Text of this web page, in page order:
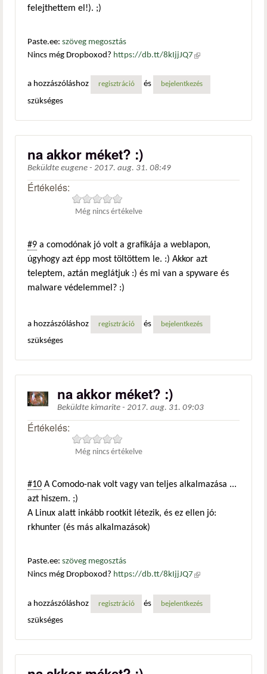
felejthettem el!). ;)
Paste.ee: szöveg megosztás
Nincs még Dropboxod? https://db.tt/8kIjjJQ7 (külső
a hozzászóláshoz
regisztráció és bejelentkezés
szükséges
na akkor méket? :)
Beküldte eugene - 2017. aug. 31. 08:49
Értékelés:
Még nincs értékelve
#9 a comodónak jó volt a grafikája a weblapon,
úgyhogy azt épp most töltöttem le. :) Akkor azt
teleptem, aztán meglátjuk :) és mi van a spyware és
malware védelemmel? :)
a hozzászóláshoz regisztráció és bejelentkezés
szükséges
na akkor méket? :)
Beküldte kimarite - 2017. aug. 31. 09:03
Értékelés:
Még nincs értékelve
#10 A Comodo-nak volt vagy van teljes alkalmazása ...
azt hiszem. ;)
A Linux alatt inkább rootkit létezik, és ez ellen jó:
rkhunter (és más alkalmazások)
Paste.ee: szöveg megosztás
Nincs még Dropboxod? https://db.tt/8kIjjJQ7 (külső
a hozzászóláshoz
regisztráció és bejelentkezés
szükséges